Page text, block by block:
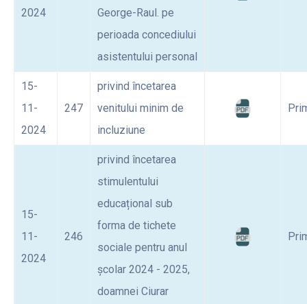
2024
George-Raul. pe
perioada concediului
asistentului personal
15-
11-
2024
247
privind încetarea
venitului minim de
incluziune
15-
11-
2024
246
privind încetarea
stimulentului
educațional sub
forma de tichete
sociale pentru anul
școlar 2024 - 2025,
doamnei Ciurar